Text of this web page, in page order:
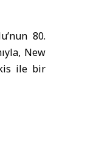
80.
New
ile bir